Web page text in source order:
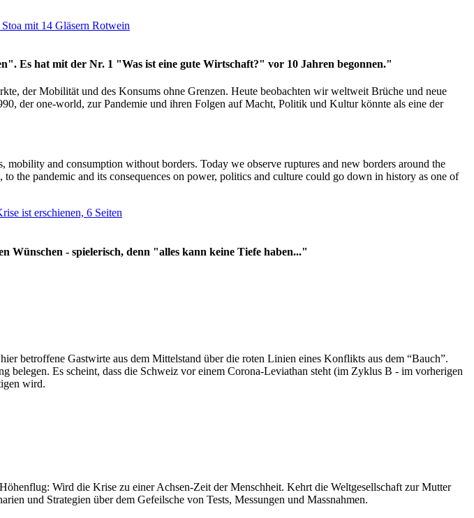
mit 14 Gläsern Rotwein
Es hat mit der Nr. 1 "Was ist eine gute Wirtschaft?" vor 10 Jahren begonnen."
der Mobilität und des Konsums ohne Grenzen. Heute beobachten wir weltweit Brüche und neue
der one-world, zur Pandemie und ihren Folgen auf Macht, Politik und Kultur könnte als eine der
and consumption without borders. Today we observe ruptures and new borders around the
the pandemic and its consequences on power, politics and culture could go down in history as one of
ist erschienen, 6 Seiten
- spielerisch, denn "alles kann keine Tiefe haben..."
betroffene Gastwirte aus dem Mittelstand über die roten Linien eines Konflikts aus dem “Bauch”.
Es scheint, dass die Schweiz vor einem Corona-Leviathan steht (im Zyklus B - im vorherigen
wird.
Wird die Krise zu einer Achsen-Zeit der Menschheit. Kehrt die Weltgesellschaft zur Mutter
und Strategien über dem Gefeilsche von Tests, Messungen und Massnahmen.